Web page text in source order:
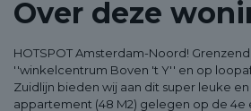
Over deze
HOTSPOT Amsterdam-Noord!
''winkelcentrum Boven 't Y'' en op
Zuidlijn bieden wij aan dit super leuke
appartement (48 M2) gelegen op de 4e